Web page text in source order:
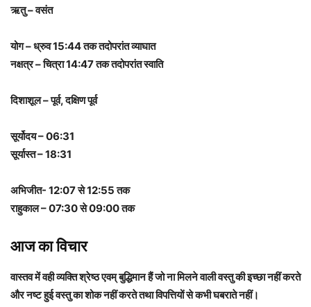
ऋतु – वसंत
योग – ध्रुव 15:44 तक तदोपरांत व्याघात
नक्षत्र – चित्रा 14:47 तक तदोपरांत स्वाति
दिशाशूल – पूर्व, दक्षिण पूर्व
सूर्योदय – 06:31
सूर्यास्त – 18:31
अभिजीत- 12:07 से 12:55 तक
राहुकाल – 07:30 से 09:00 तक
आज का विचार
वास्तव में वही व्यक्ति श्रेष्ठ एवम् बुद्धिमान हैं जो ना मिलने वाली वस्तु की इच्छा नहीं करते
और नष्ट हुई वस्तु का शोक नहीं करते तथा विपत्तियों से कभी घबराते नहीं।